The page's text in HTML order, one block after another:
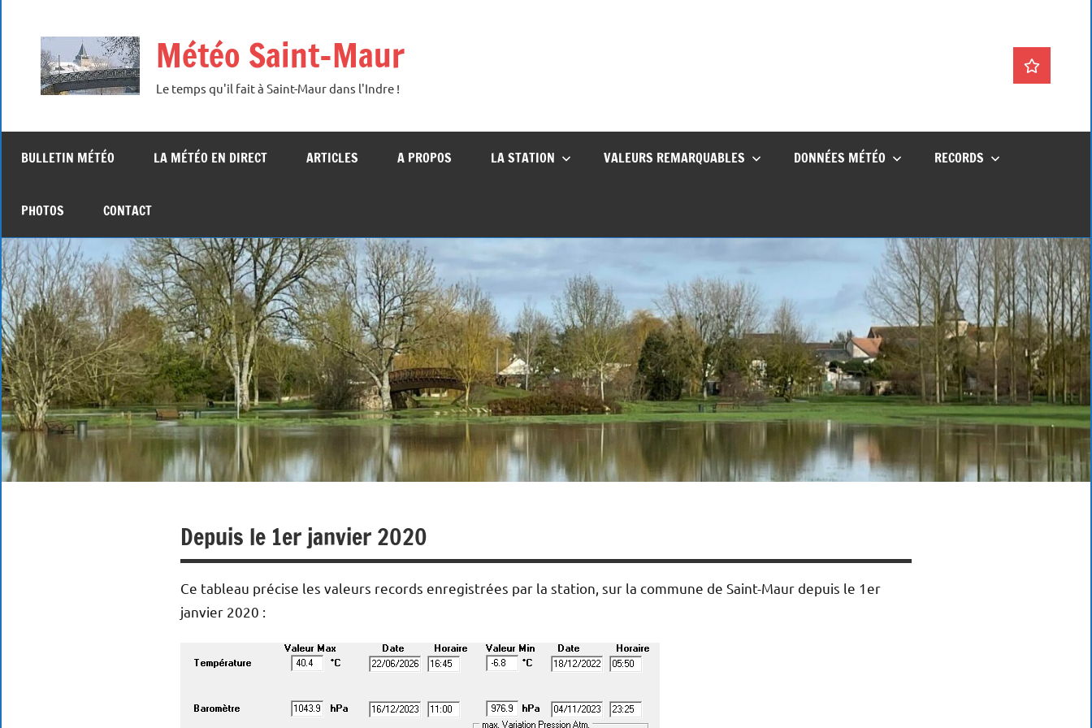
contenu
Météo Saint-Maur
Le temps qu'il fait à Saint-Maur dans l'Indre !
La
BULLETIN MÉTÉO LA MÉTÉO EN DIRECT ARTICLES A PROPOS LA STATION VALEURS REMARQUABLES DONNÉES MÉTÉO RECORDS
PHOTOS CONTACT
Depuis le 1er janvier 2020
Ce tableau précise les valeurs records enregistrées par la station, sur la commune de Saint-Maur depuis le 1er
janvier 2020 :